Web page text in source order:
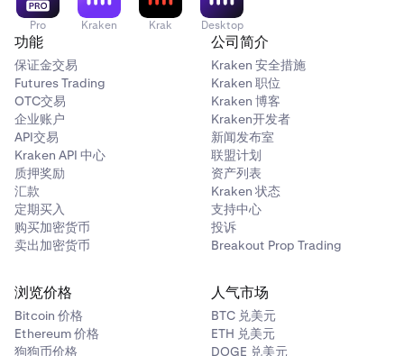
Pro Kraken Krak Desktop
功能
保证金交易
Futures Trading
OTC交易
企业账户
API交易
Kraken API 中心
质押奖励
汇款
定期买入
购买加密货币
卖出加密货币
公司简介
Kraken 安全措施
Kraken 职位
Kraken 博客
Kraken开发者
新闻发布室
联盟计划
资产列表
Kraken 状态
支持中心
投诉
Breakout Prop Trading
浏览价格
Bitcoin 价格
Ethereum 价格
狗狗币价格
人气市场
BTC 兑美元
ETH 兑美元
DOGE 兑美元